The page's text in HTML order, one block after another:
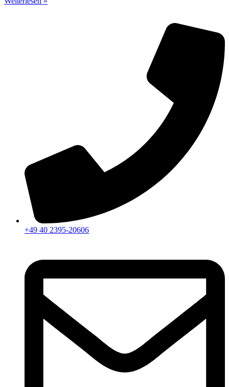
+49 40 2395-20606